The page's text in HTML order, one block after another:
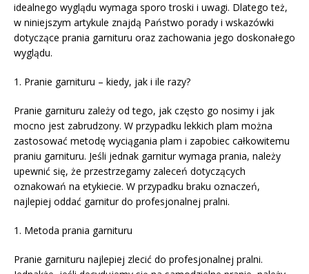
idealnego wyglądu wymaga sporo troski i uwagi. Dlatego też,
w niniejszym artykule znajdą Państwo porady i wskazówki
dotyczące prania garnituru oraz zachowania jego doskonałego
wyglądu.
1. Pranie garnituru – kiedy, jak i ile razy?
Pranie garnituru zależy od tego, jak często go nosimy i jak
mocno jest zabrudzony. W przypadku lekkich plam można
zastosować metodę wyciągania plam i zapobiec całkowitemu
praniu garnituru. Jeśli jednak garnitur wymaga prania, należy
upewnić się, że przestrzegamy zaleceń dotyczących
oznakowań na etykiecie. W przypadku braku oznaczeń,
najlepiej oddać garnitur do profesjonalnej pralni.
1. Metoda prania garnituru
Pranie garnituru najlepiej zlecić do profesjonalnej pralni.